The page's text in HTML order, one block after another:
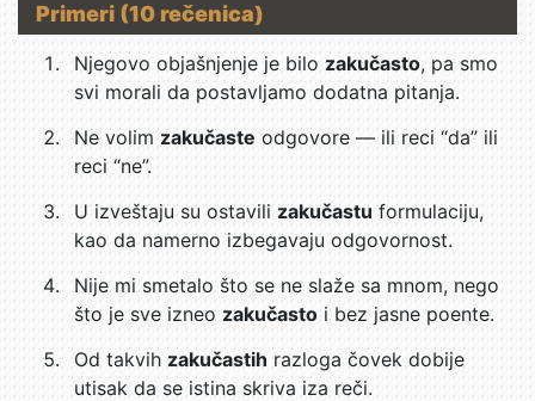
Primeri (10 rečenica)
Njegovo objašnjenje je bilo zakučasto, pa smo
svi morali da postavljamo dodatna pitanja.
Ne volimzakučaste odgovore — ili reci “da” ili
reci “ne”.
U izveštaju su ostavilizakučastu formulaciju,
kao da namerno izbegavaju odgovornost.
Nije mi smetalo što se ne slaže sa mnom, nego
što je sve izneo zakučastoi bez jasne poente.
Od takvih zakučastih razloga čovek dobije
utisak da se istina skriva iza reči.